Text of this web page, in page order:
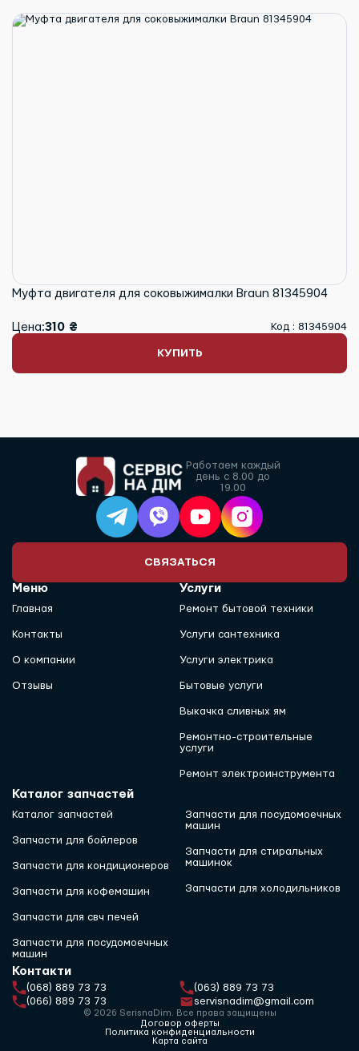
Муфта двигателя для соковыжималки Braun 81345904
Цена:310 ₴ Код : 81345904
КУПИТЬ
Работаем каждый
день с 8.00 до
19.00
СВЯЗАТЬСЯ
Меню
Главная
Контакты
О компании
Отзывы
Услуги
Ремонт бытовой техники
Услуги сантехника
Услуги электрика
Бытовые услуги
Выкачка сливных ям
Ремонтно-строительные
услуги
Ремонт электроинструмента
Каталог запчастей
Каталог запчастей
Запчасти для бойлеров
Запчасти для кондиционеров
Запчасти для кофемашин
Запчасти для свч печей
Запчасти для посудомоечных
машин
Запчасти для посудомоечных
машин
Запчасти для стиральных
машинок
Запчасти для холодильников
Контакти
(068) 889 73 73
(063) 889 73 73
(066) 889 73 73
servisnadim@gmail.com
© 2026 SerisnaDim. Все права защищены
Договор оферты
Политика конфиденциальности
Карта сайта